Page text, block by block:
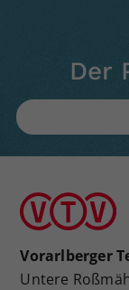
Der
Vorarlberger
Untere